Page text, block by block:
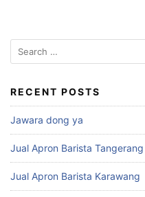
RECENT POSTS
Jawara dong ya
Jual Apron Barista Tangerang
Jual Apron Barista Karawang